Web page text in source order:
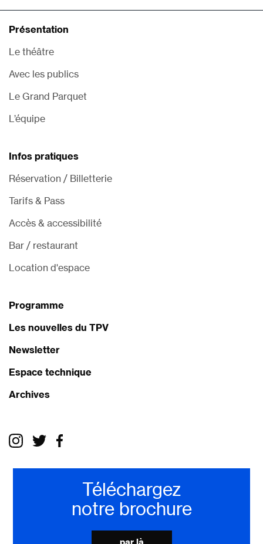
Présentation
Le théâtre
Avec les publics
Le Grand Parquet
L’équipe
Infos pratiques
Réservation / Billetterie
Tarifs & Pass
Accès & accessibilité
Bar / restaurant
Location d'espace
Programme
Les nouvelles du TPV
Newsletter
Espace technique
Archives
Téléchargez
notre brochure